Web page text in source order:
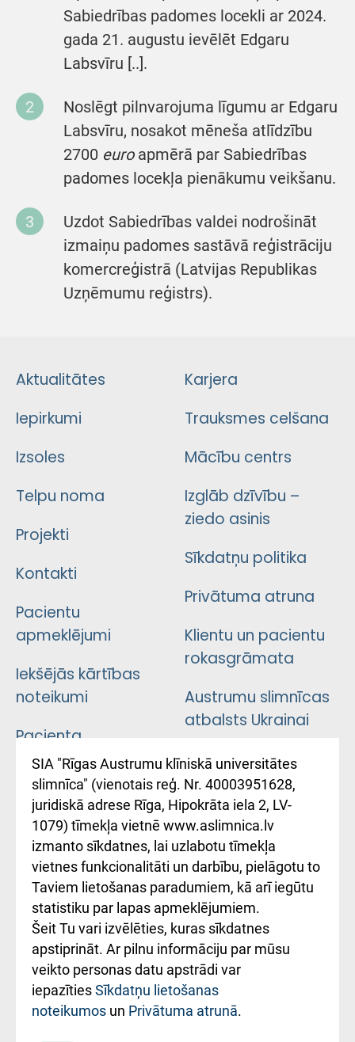
Sabiedrības padomes locekli ar 2024.
gada 21. augustu ievēlēt Edgaru
Labsvīru [..].
Noslēgt pilnvarojuma līgumu ar Edgaru
Labsvīru, nosakot mēneša atlīdzību
2700 euroapmērā par Sabiedrības
padomes locekļa pienākumu veikšanu.
Uzdot Sabiedrības valdei nodrošināt
izmaiņu padomes sastāvā reģistrāciju
komercreģistrā (Latvijas Republikas
Uzņēmumu reģistrs).
Aktualitātes
Iepirkumi
Izsoles
Telpu noma
Projekti
Kontakti
Pacientu
apmeklējumi
Iekšējās kārtības
noteikumi
Pacienta
atsauksmju/sūdzību
iesniegšanas
kārtība
Kā pie mums nokļūt
Rēķinu apmaksas
ceļvedis
Rekvizīti un
ārstniecības
iestādes kods
010000234
Karjera
Trauksmes celšana
Mācību centrs
Izglāb dzīvību –
ziedo asinis
Sīkdatņu politika
Privātuma atruna
Klientu un pacientu
rokasgrāmata
Austrumu slimnīcas
atbalsts Ukrainai
Підтримка Східної
лікарні та співпраця з
Україною
SIA "Rīgas Austrumu klīniskā universitātes
slimnīca" (vienotais reģ. Nr. 40003951628,
juridiskā adrese Rīga, Hipokrāta iela 2, LV-
1079) tīmekļa vietnē www.aslimnica.lv
izmanto sīkdatnes, lai uzlabotu tīmekļa
vietnes funkcionalitāti un darbību, pielāgotu to
Taviem lietošanas paradumiem, kā arī iegūtu
statistiku par lapas apmeklējumiem.
Šeit Tu vari izvēlēties, kuras sīkdatnes
apstiprināt. Ar pilnu informāciju par mūsu
veikto personas datu apstrādi var
iepazītiesSīkdatņu lietošanas
noteikumos un Privātuma atrunā.